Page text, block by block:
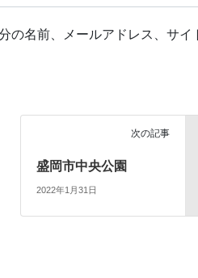
名前、メールアドレス、サイ
次の記事
盛岡市中央公園
2022年1月31日